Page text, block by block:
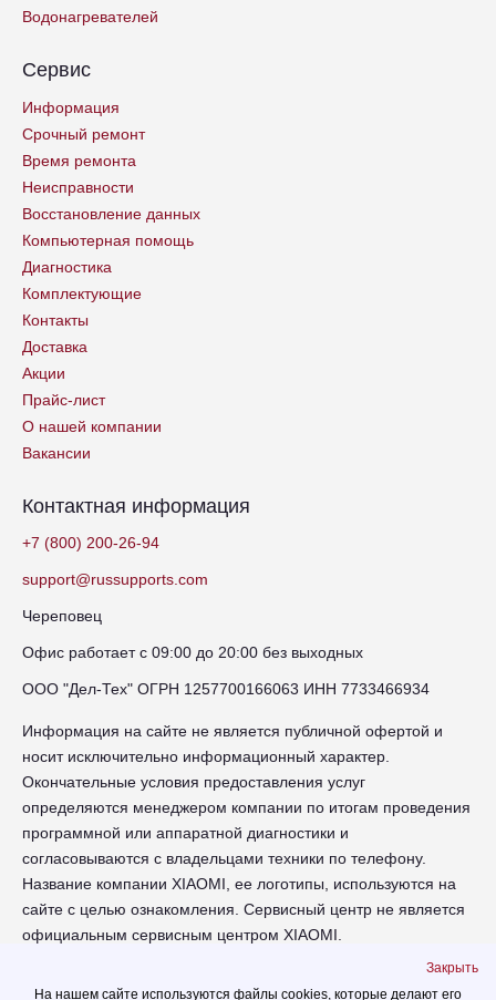
Водонагревателей
Сервис
Информация
Срочный ремонт
Время ремонта
Неисправности
Восстановление данных
Компьютерная помощь
Диагностика
Комплектующие
Контакты
Доставка
Акции
Прайс-лист
О нашей компании
Вакансии
Контактная информация
+7 (800) 200-26-94
support@russupports.com
Череповец
Офис работает с 09:00 до 20:00 без выходных
ООО "Дел-Тех" ОГРН 1257700166063 ИНН 7733466934
Информация на сайте не является публичной офертой и
носит исключительно информационный характер.
Окончательные условия предоставления услуг
определяются менеджером компании по итогам проведения
программной или аппаратной диагностики и
согласовываются с владельцами техники по телефону.
Название компании XIAOMI, ее логотипы, используются на
сайте с целью ознакомления. Сервисный центр не является
официальным сервисным центром XIAOMI.
chr-xiaomi.russupports.com - Сервисный центр XIAOMI в
На нашем сайте используются файлы cookies, которые делают его
Закрыть